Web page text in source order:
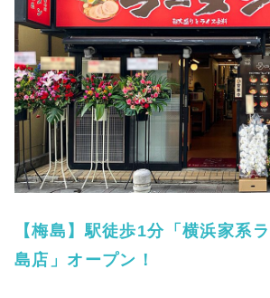
【梅島】駅徒歩1分「横浜家系
島店」オープン！